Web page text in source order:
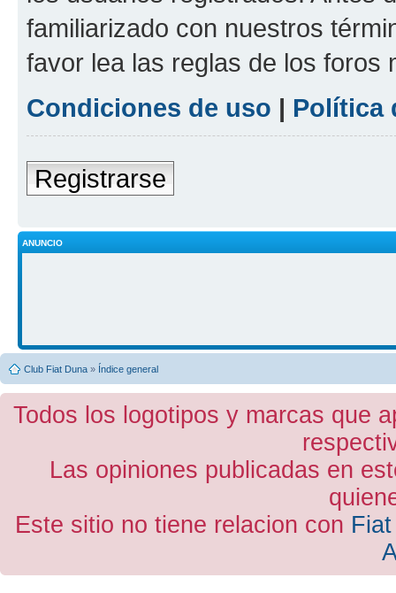
familiarizado con nuestros
favor lea las reglas de los foros
Condiciones de uso | Política
Registrarse
ANUNCIO
Club Fiat Duna » Índice general
Todos los logotipos y marcas que
Las opiniones publicadas en
Este sitio no tiene relacion con